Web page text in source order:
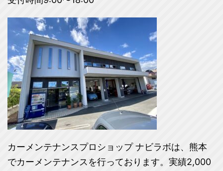
カーメンテナンスプロショップ ナビラボは、熊本
でカーメンテナンスを行っております。実績2,000